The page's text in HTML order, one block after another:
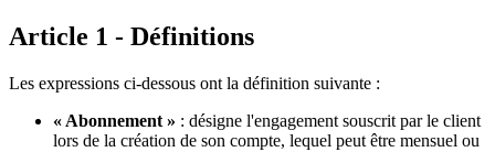
Article 1 - Définitions
Les expressions ci-dessous ont la définition suivante :
« Abonnement » : désigne l'engagement souscrit par le client
lors de la création de son compte, lequel peut être mensuel ou